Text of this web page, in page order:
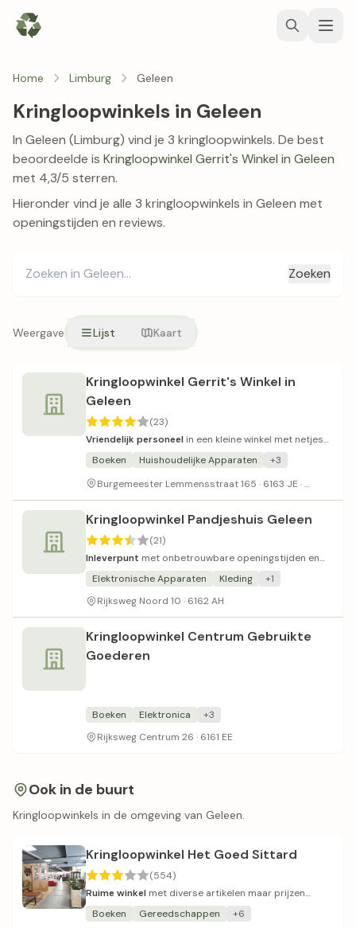
Home Limburg Geleen
Kringloopwinkels in Geleen
In Geleen (Limburg) vind je 3 kringloopwinkels. De best
beoordeelde is Kringloopwinkel Gerrit's Winkel in Geleen
met 4,3/5 sterren.
Hieronder vind je alle 3 kringloopwinkels in Geleen met
openingstijden en reviews.
Zoeken
Weergave Lijst Kaart
Kringloopwinkel Gerrit's Winkel in
Geleen
(23)
Vriendelijk personeel in een kleine winkel met netjes
gesorteerd aanbod.
Boeken Huishoudelijke Apparaten
+3
Burgemeester Lemmensstraat 165 · 6163 JE ·
Kringloopwinkel Pandjeshuis Geleen
(21)
Inleverpunt met onbetrouwbare openingstijden en
wisselvallige service.
Elektronische Apparaten Kleding
+1
Rijksweg Noord 10 · 6162 AH
Kringloopwinkel Centrum Gebruikte
Goederen
Boeken Elektronica
+3
Rijksweg Centrum 26 · 6161 EE
Ook in de buurt
Kringloopwinkels in de omgeving van Geleen.
Kringloopwinkel Het Goed Sittard
(554)
Ruime winkel met diverse artikelen maar prijzen
boven gemiddeld.
Boeken Gereedschappen
+6